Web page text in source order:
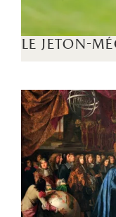
le jeton-